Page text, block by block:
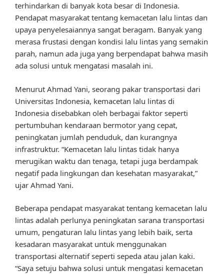
terhindarkan di banyak kota besar di Indonesia.
Pendapat masyarakat tentang kemacetan lalu lintas dan
upaya penyelesaiannya sangat beragam. Banyak yang
merasa frustasi dengan kondisi lalu lintas yang semakin
parah, namun ada juga yang berpendapat bahwa masih
ada solusi untuk mengatasi masalah ini.
Menurut Ahmad Yani, seorang pakar transportasi dari
Universitas Indonesia, kemacetan lalu lintas di
Indonesia disebabkan oleh berbagai faktor seperti
pertumbuhan kendaraan bermotor yang cepat,
peningkatan jumlah penduduk, dan kurangnya
infrastruktur. “Kemacetan lalu lintas tidak hanya
merugikan waktu dan tenaga, tetapi juga berdampak
negatif pada lingkungan dan kesehatan masyarakat,”
ujar Ahmad Yani.
Beberapa pendapat masyarakat tentang kemacetan lalu
lintas adalah perlunya peningkatan sarana transportasi
umum, pengaturan lalu lintas yang lebih baik, serta
kesadaran masyarakat untuk menggunakan
transportasi alternatif seperti sepeda atau jalan kaki.
“Saya setuju bahwa solusi untuk mengatasi kemacetan